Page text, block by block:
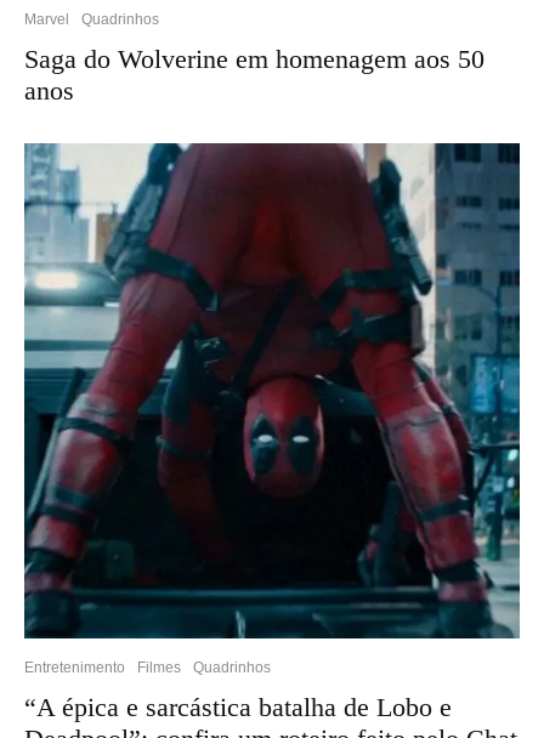
Marvel Quadrinhos
Saga do Wolverine em homenagem aos 50
anos
Entretenimento Filmes Quadrinhos
“A épica e sarcástica batalha de Lobo e